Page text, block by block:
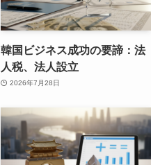
韓国ビジネス成功の要諦：法
人税、法人設立
2026年7月28日